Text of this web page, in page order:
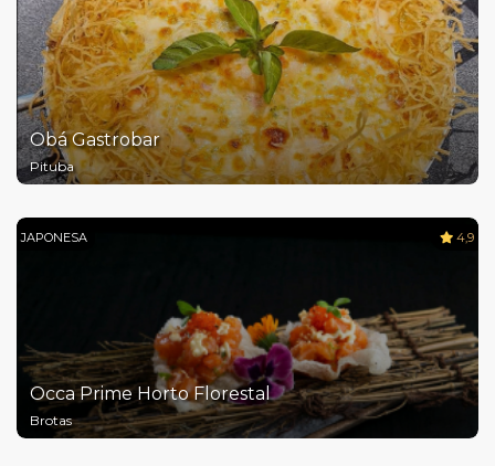
Obá Gastrobar
Pituba
JAPONESA 4,9
Occa Prime Horto Florestal
Brotas